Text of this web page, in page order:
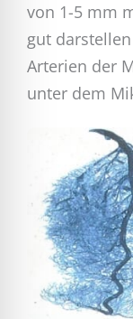
von 1-5 mm
gut
Arterien der
unter dem